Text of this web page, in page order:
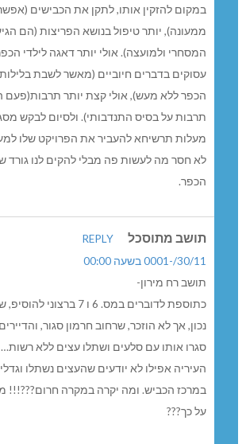
במקום להזקין אותו, לתקן את הכבישים
ממעונה), יותר טיפול בנושא הפריצות (הם
המסחרי ולמועצה). אולי יותר דאגה לילדי
עסוקים בדברים חיוביים (מאשר לשבת
הכפר ללא מעש), אולי קצת יותר תרבות(פעם
תרבות על בסיס התנדבותי). ולסיום לבקש
מעלות תרשיחא להעביר את הפרויקט שלו
לא חסר מה לעשות פה מבלי להקים לנו גורד
הכפר.
תושב מתוסכל
REPLY
30/11/-0001 בשעה 00:00
תושב רח מירון-
כתוספת לדוברים במס. 6 ו 7
נכון, אך לא הוזכר, שרחוב חרמון סגור,
סגרו אותו עם סלעים ושתלו עצים ללא רשות…
העיריה אפילו לא יודעים שהעצים נשתלו
במרכז הכביש. ומה יקרה במקרה חרום???!!!
על כך???